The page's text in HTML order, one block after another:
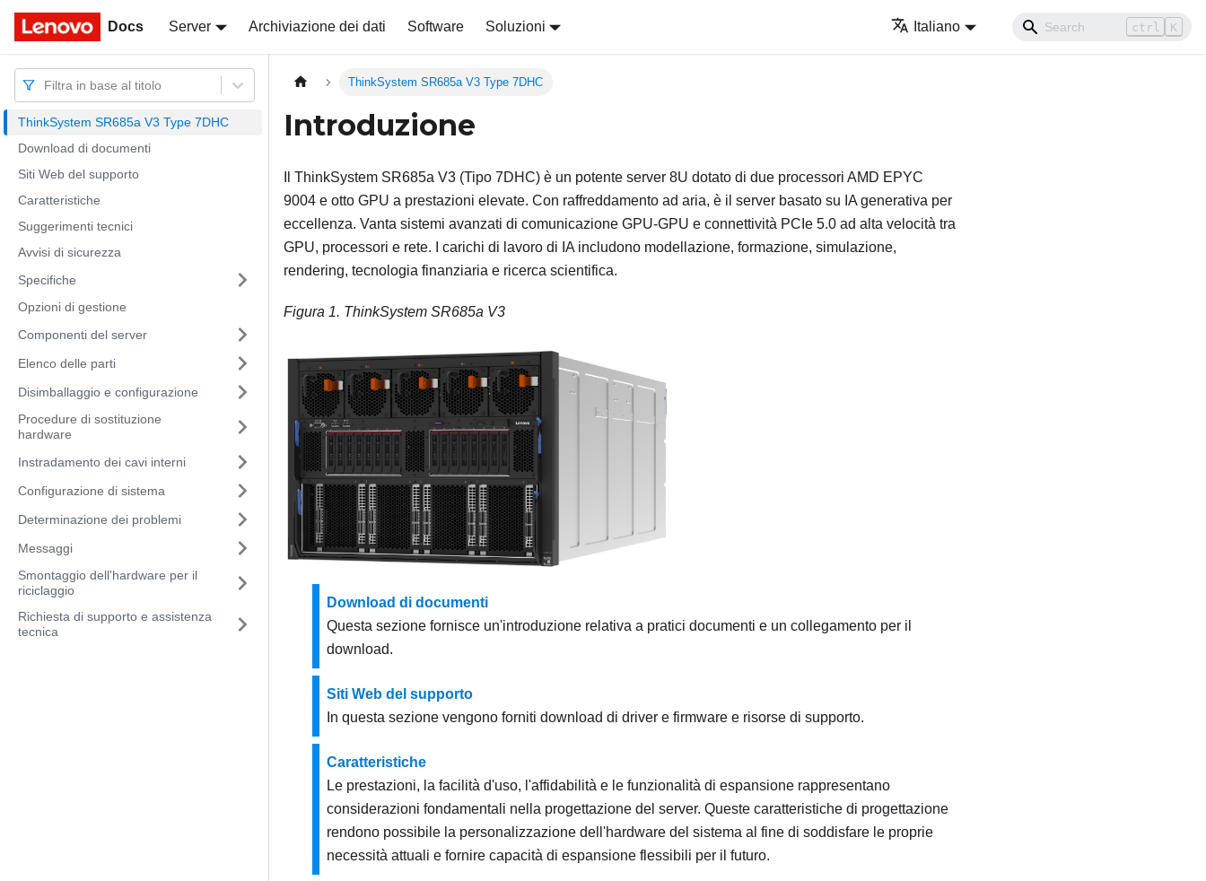
Docs Server Archiviazione dei dati Software Soluzioni Italiano ctrl K
Docs
Filtra in base al titolo
ThinkSystem SR685a V3 Type 7DHC
Download di documenti
Siti Web del supporto
Caratteristiche
Suggerimenti tecnici
Avvisi di sicurezza
Specifiche
Opzioni di gestione
Componenti del server
Elenco delle parti
Disimballaggio e configurazione
Procedure di sostituzione
hardware
Instradamento dei cavi interni
Configurazione di sistema
Determinazione dei problemi
Messaggi
Smontaggio dell'hardware per il
riciclaggio
Richiesta di supporto e assistenza
tecnica
ThinkSystem SR685a V3 Type 7DHC
Introduzione
ThinkSystem SR685a V3 (Tipo 7DHC) è un potente server 8U dotato di due processori AMD EPYC
9004 e otto GPU a prestazioni elevate. Con raffreddamento ad aria, è il server basato su IA generativa per
eccellenza. Vanta sistemi avanzati di comunicazione GPU-GPU e connettività PCIe 5.0 ad alta velocità tra
GPU, processori e rete. I carichi di lavoro di IA includono modellazione, formazione, simulazione,
rendering, tecnologia finanziaria e ricerca scientifica.
Figura 1. ThinkSystem SR685a V3
Download di documenti
Questa sezione fornisce un'introduzione relativa a pratici documenti e un collegamento per il
download.
Siti Web del supporto
In questa sezione vengono forniti download di driver e firmware e risorse di supporto.
Caratteristiche
Le prestazioni, la facilità d'uso, l'affidabilità e le funzionalità di espansione rappresentano
considerazioni fondamentali nella progettazione del server. Queste caratteristiche di progettazione
rendono possibile la personalizzazione dell'hardware del sistema al fine di soddisfare le proprie
necessità attuali e fornire capacità di espansione flessibili per il futuro.